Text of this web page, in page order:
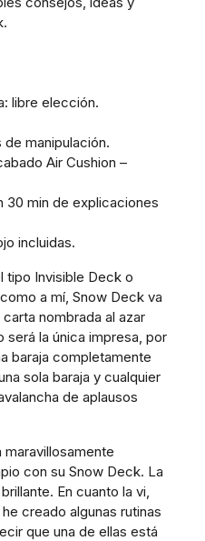
libre elección.
manipulación.
Air Cushion –
30 min de explicaciones
incluidas.
tipo Invisible Deck o
a mí, Snow Deck va
nombrada al azar
será la única impresa, por
baraja completamente
sola baraja y cualquier
de aplausos
maravillosamente
con su Snow Deck. La
En cuanto la vi,
creado algunas rutinas
que una de ellas está